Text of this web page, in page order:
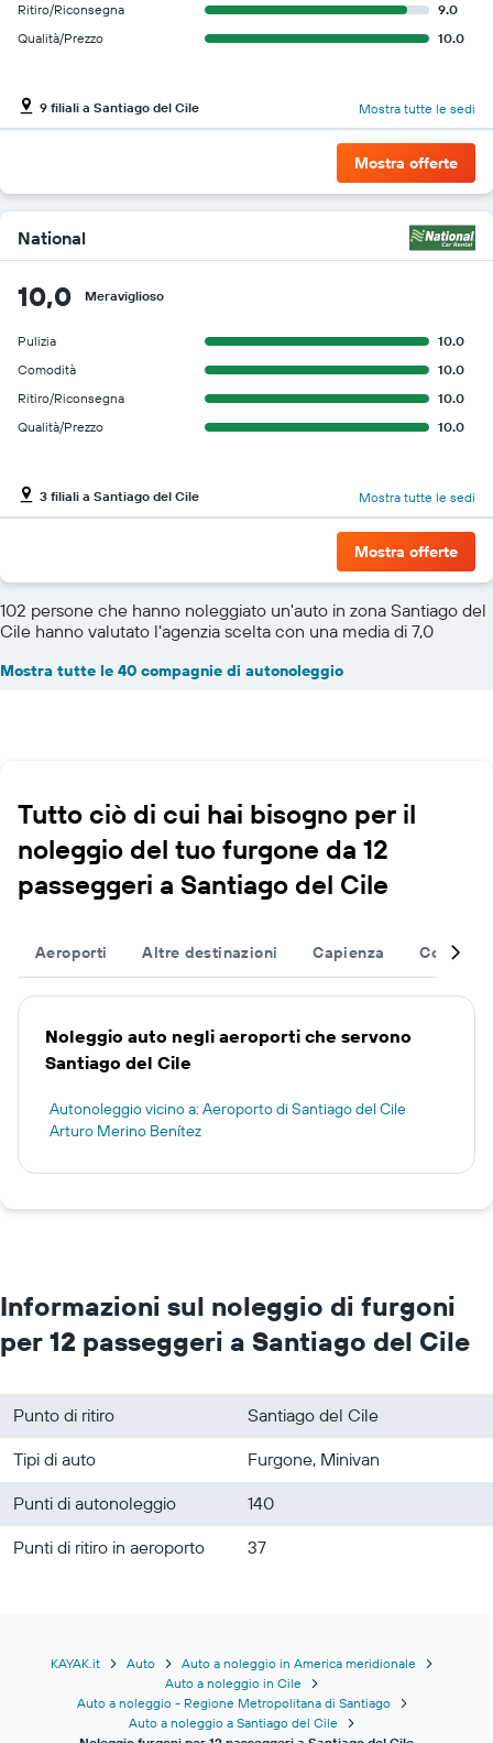
Ritiro/Riconsegna
9.0
Qualità/Prezzo
10.0
9 filiali a Santiago del Cile Mostra tutte le sedi
Mostra offerte
National
10,0 Meraviglioso
Pulizia
10.0
Comodità
10.0
Ritiro/Riconsegna
10.0
Qualità/Prezzo
10.0
3 filiali a Santiago del Cile Mostra tutte le sedi
Mostra offerte
102 persone che hanno noleggiato un'auto in zona Santiago del
Cile hanno valutato l'agenzia scelta con una media di 7,0
Mostra tutte le 40 compagnie di autonoleggio
Tutto ciò di cui hai bisogno per il
noleggio del tuo furgone da 12
passeggeri a Santiago del Cile
Aeroporti Altre destinazioni Capienza
Noleggio auto negli aeroporti che servono
Santiago del Cile
Autonoleggio vicino a: Aeroporto di Santiago del Cile
Arturo Merino Benítez
Informazioni sul noleggio di furgoni
per 12 passeggeri a Santiago del Cile
Punto di ritiro
Santiago del Cile
Tipi di auto
Furgone, Minivan
Punti di autonoleggio
140
Punti di ritiro in aeroporto
37
KAYAK.it Auto
Auto a noleggio in America meridionale
Auto a noleggio in Cile
Auto a noleggio - Regione Metropolitana di Santiago
Auto a noleggio a Santiago del Cile